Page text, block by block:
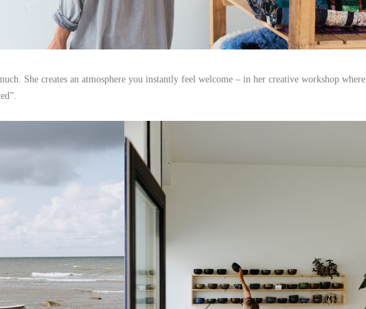
She creates an atmosphere you instantly feel welcome – in her creative workshop where